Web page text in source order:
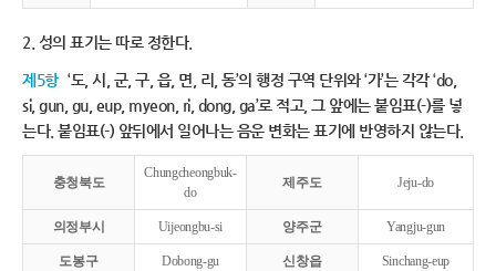
2. 성의 표기는 따로 정한다.
제5항 ‘도, 시, 군, 구, 읍, 면, 리, 동’의 행정 구역 단위와 ‘가’는 각각 ‘do,
si, gun, gu, eup, myeon, ri, dong, ga’로 적고, 그 앞에는 붙임표(-)를 넣
는다. 붙임표(-) 앞뒤에서 일어나는 음운 변화는 표기에 반영하지 않는다.
충청북도
Chungcheongbuk-
do
제주도 Jeju-do
의정부시 Uijeongbu-si 양주군 Yangju-gun
도봉구 Dobong-gu 신창읍 Sinchang-eup